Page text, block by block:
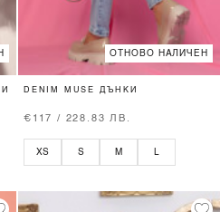
ОТНОВО НАЛИЧЕН
DENIM MUSE ДЪНКИ
€117 / 228.83 ЛВ.
XS S M L